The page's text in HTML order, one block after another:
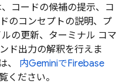
、コードの候補の提示、コ
のコンセプトの説明、プ
の更新、ターミナル コマ
ド出力の解釈を行えま
、 内GeminiでFirebase
ください。